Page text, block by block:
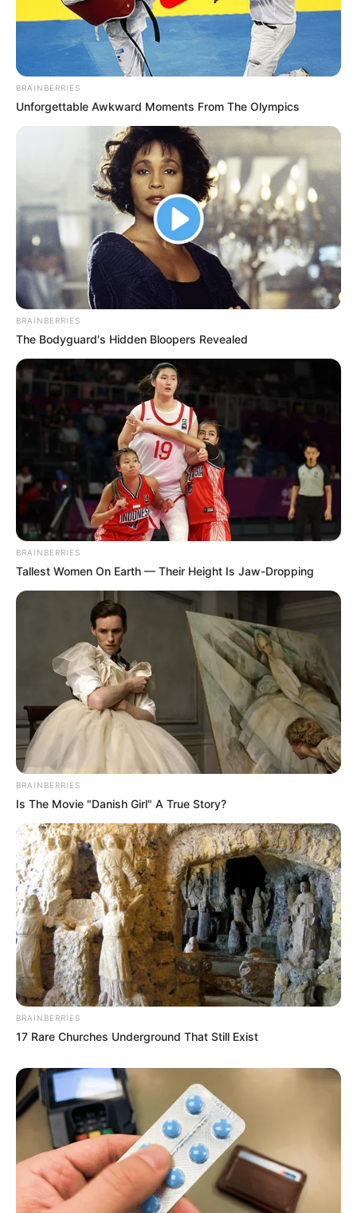
guianoivaonline
guianoivaonline
BRAINBERRIES
Unforgettable Awkward Moments From The Olympics
BRAINBERRIES
The Bodyguard's Hidden Bloopers Revealed
BRAINBERRIES
Tallest Women On Earth — Their Height Is Jaw-Dropping
BRAINBERRIES
Is The Movie "Danish Girl" A True Story?
BRAINBERRIES
17 Rare Churches Underground That Still Exist